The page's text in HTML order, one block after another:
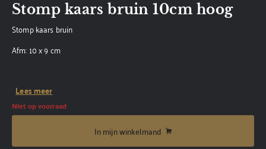
Stomp kaars bruin 10cm hoog
Stomp kaars bruin
Afm: 10 x 9 cm
Lees meer
Niet op voorraad
In mijn winkelmand